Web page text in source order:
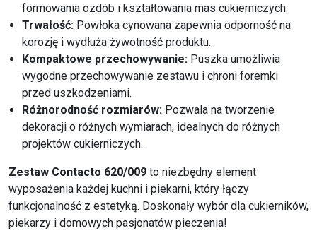
formowania ozdób i kształtowania mas cukierniczych.
Trwałość: Powłoka cynowana zapewnia odporność na
korozję i wydłuża żywotność produktu.
Kompaktowe przechowywanie: Puszka umożliwia
wygodne przechowywanie zestawu i chroni foremki
przed uszkodzeniami.
Różnorodność rozmiarów: Pozwala na tworzenie
dekoracji o różnych wymiarach, idealnych do różnych
projektów cukierniczych.
Zestaw Contacto 620/009 to niezbędny element
wyposażenia każdej kuchni i piekarni, który łączy
funkcjonalność z estetyką. Doskonały wybór dla cukierników,
piekarzy i domowych pasjonatów pieczenia!